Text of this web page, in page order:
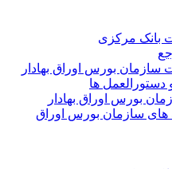
بانک مرکزی
بورس اوراق بهادار
دستورالعمل ها
بورس اوراق بهادار
های سازمان بورس اوراق